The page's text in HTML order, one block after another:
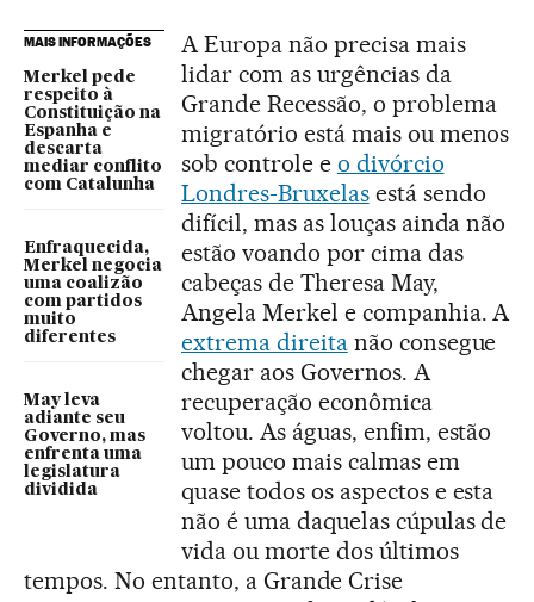
MAIS INFORMAÇÕES
Merkel pede
respeito à
Constituição na
Espanha e
descarta
mediar conflito
com Catalunha
Enfraquecida,
Merkel negocia
uma coalizão
com partidos
muito
diferentes
May leva
adiante seu
Governo, mas
enfrenta uma
legislatura
dividida
A Europa não precisa mais
lidar com as urgências da
Grande Recessão, o problema
migratório está mais ou menos
sob controle e o divórcio
Londres-Bruxelasestá sendo
difícil, mas as louças ainda não
estão voando por cima das
cabeças de Theresa May,
Angela Merkel e companhia. A
extrema direitanão consegue
chegar aos Governos. A
recuperação econômica
voltou. As águas, enfim, estão
um pouco mais calmas em
quase todos os aspectos e esta
não é uma daquelas cúpulas de
vida ou morte dos últimos
tempos. No entanto, a Grande Crise